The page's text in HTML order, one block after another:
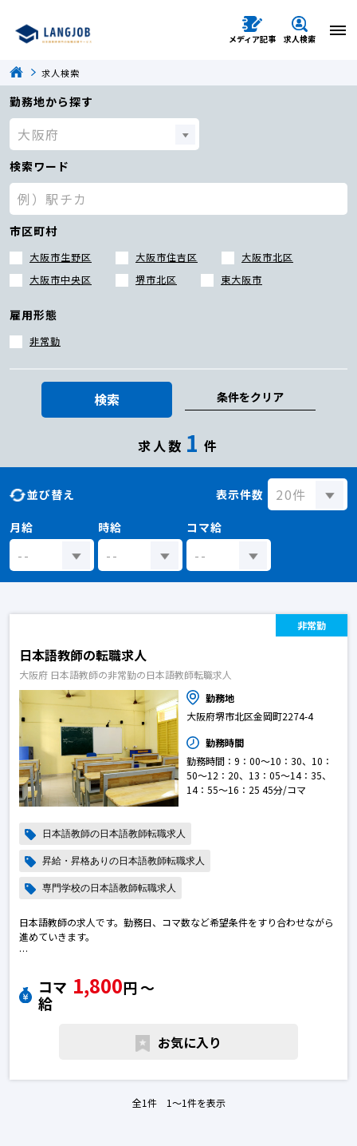
メディア記事 求人検索
求人検索
勤務地から探す
検索ワード
市区町村
大阪市生野区 大阪市住吉区
大阪市北区
大阪市中央区
堺市北区 東大阪市
雇用形態
非常勤
検索 条件をクリア
求人数 1 件
並び替え 表示件数
月給 時給 コマ給
非常勤
日本語教師の転職求人
大阪府 日本語教師の非常勤の日本語教師転職求人
勤務地
大阪府堺市北区金岡町2274-4
勤務時間
勤務時間：9：00～10：30、10：
50～12：20、13：05～14：35、
14：55～16：25 45分/コマ
日本語教師の日本語教師転職求人
昇給・昇格ありの日本語教師転職求人
専門学校の日本語教師転職求人
日本語教師の求人です。勤務日、コマ数など希望条件をすり合わせながら
進めていきます。
ご質問などございましたら、お気軽へお問い合わせください。日本語教師
の転職求人
コマ
給
1,800円 〜
お気に入り
全1件 1〜1件を表示